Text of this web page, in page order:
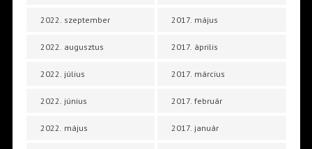
2022. szeptember
2022. augusztus
2022. július
2022. június
2022. május
2017. május
2017. április
2017. március
2017. február
2017. január